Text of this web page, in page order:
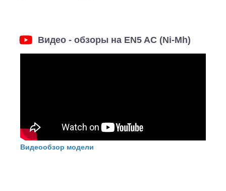
Видео - обзоры на EN5 AC (Ni-Mh)
Видеообзор модели